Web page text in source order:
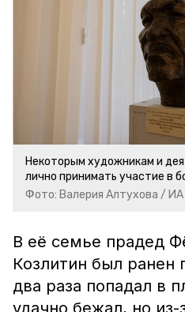
Некоторым художникам и
лично принимать участие в
Фото: Валерия Алтухова /
В её семье прадед
Козлитин был ранен
два раза попадал в
удачно бежал, но из-